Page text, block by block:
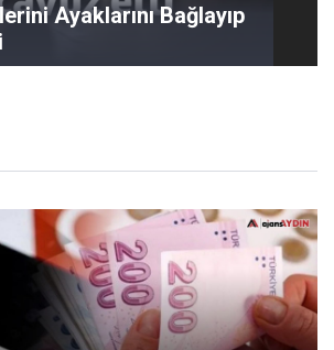
Ayaklarını Bağlayıp